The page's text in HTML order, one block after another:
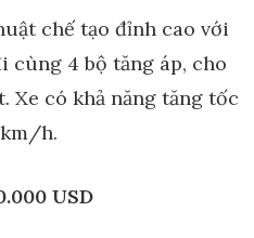
chế tạo đỉnh cao với
cùng 4 bộ tăng áp, cho
Xe có khả năng tăng tốc
h.
USD